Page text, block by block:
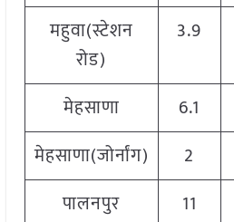
महुवा(स्टेशन
रोड)
3.9
मेहसाणा 6.1
मेहसाणा(जोर्नांग)
2
पालनपुर
11